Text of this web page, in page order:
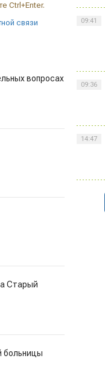
Ctrl+Enter.
связи
вопросах
Старый
больницы
09:41
09:36
14:47